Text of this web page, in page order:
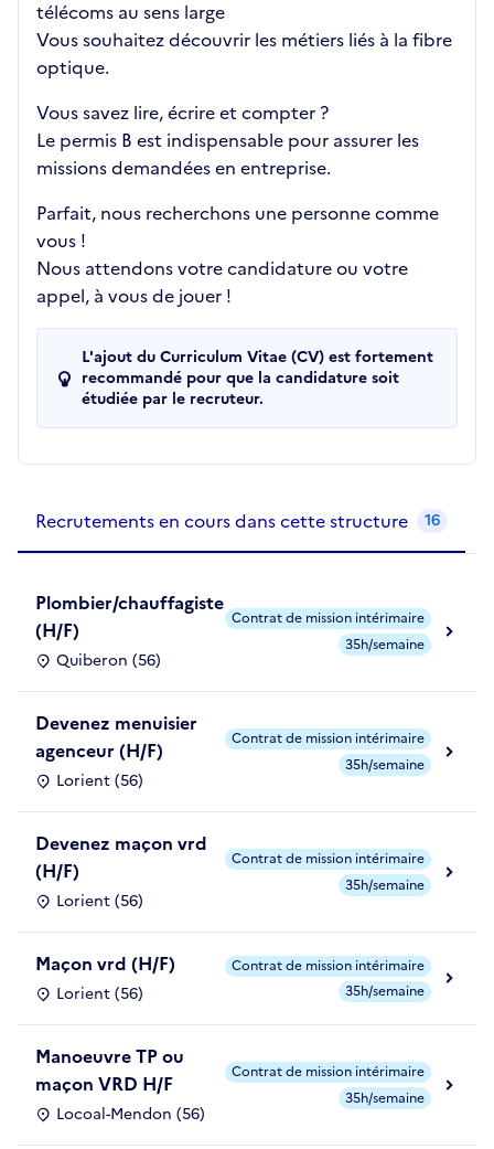
télécoms au sens large
Vous souhaitez découvrir les métiers liés à la fibre
optique.
Vous savez lire, écrire et compter ?
Le permis B est indispensable pour assurer les
missions demandées en entreprise.
Parfait, nous recherchons une personne comme
vous !
Nous attendons votre candidature ou votre
appel, à vous de jouer !
L'ajout du Curriculum Vitae (CV) est fortement
recommandé pour que la candidature soit
étudiée par le recruteur.
Recrutements en cours dans cette structure 16
Plombier/chauffagiste
(H/F)
Quiberon (56)
Contrat de mission intérimaire
35h/semaine
Devenez menuisier
agenceur (H/F)
Lorient (56)
Contrat de mission intérimaire
35h/semaine
Devenez maçon vrd
(H/F)
Lorient (56)
Contrat de mission intérimaire
35h/semaine
Maçon vrd (H/F)
Lorient (56)
Contrat de mission intérimaire
35h/semaine
Manoeuvre TP ou
maçon VRD H/F
Locoal-Mendon (56)
Contrat de mission intérimaire
35h/semaine